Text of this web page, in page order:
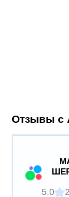
Отзывы с
5.0